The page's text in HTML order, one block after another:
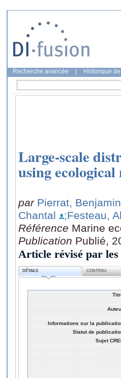
Recherche avancée Historique
Large-scale
using
par Pierrat, Benjamin
Chantal
;Festeau,
Référence Marine
Publication Publié,
Article révisé par
DÉTAILS CONTENU
Informations sur la
Statut de
Sujet